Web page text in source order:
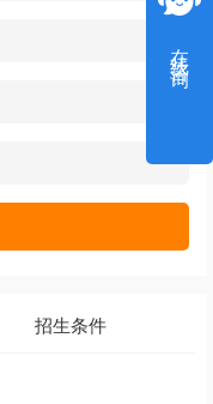
招生条件
在线咨询